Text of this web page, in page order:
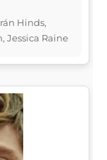
Hinds,
Jessica Raine